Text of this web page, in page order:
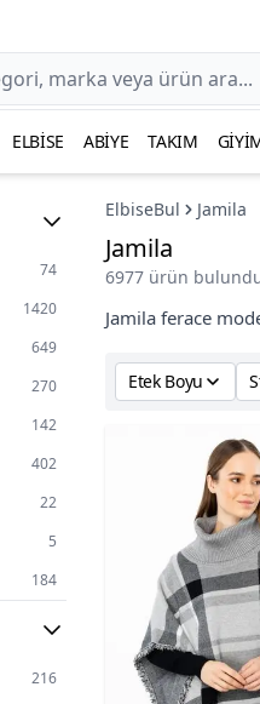
ELBISE ABIYE TAKIM
74
1420
649
270
142
402
22
5
184
216
ElbiseBul Jamila
Jamila
6977 ürün
Jamila ferace
Etek Boyu